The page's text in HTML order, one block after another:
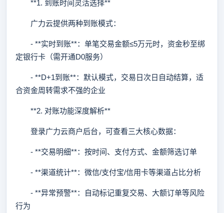
**1. 到账时间灵活选择**
广力云提供两种到账模式：
- **实时到账**：单笔交易金额≤5万元时，资金秒至绑
定银行卡（需开通D0服务）
- **D+1到账**：默认模式，交易日次日自动结算，适
合资金周转需求不强的企业
**2. 对账功能深度解析**
登录广力云商户后台，可查看三大核心数据：
- **交易明细**：按时间、支付方式、金额筛选订单
- **渠道统计**：微信/支付宝/信用卡等渠道占比分析
- **异常预警**：自动标记重复交易、大额订单等风险
行为